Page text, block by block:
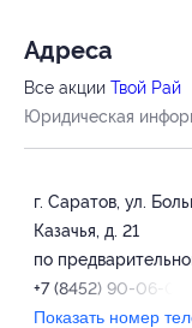
Адресa
Все акции Твой Рай
Юридическая
г. Саратов, ул.
Казачья, д. 21
по
+7 (8452) 90-06-03
Показать номер